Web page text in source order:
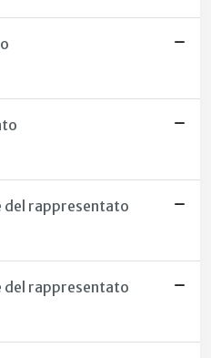
del rappresentato
del rappresentato